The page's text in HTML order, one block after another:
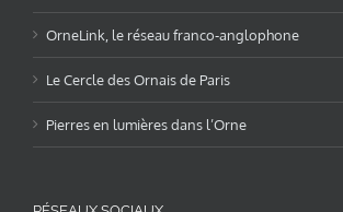
OrneLink, le réseau franco-anglophone
Le Cercle des Ornais de Paris
Pierres en lumières dans l’Orne